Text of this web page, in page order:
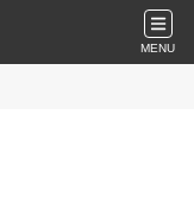
MENU